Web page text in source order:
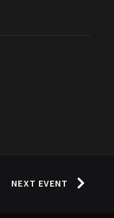
NEXT EVENT